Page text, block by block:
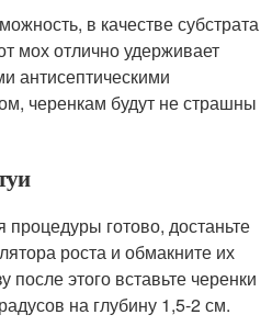
в качестве субстрата
мох отлично удерживает
антисептическими
черенкам будут не страшны
процедуры готово, достаньте
роста и обмакните их
после этого вставьте черенки
на глубину 1,5-2 см.